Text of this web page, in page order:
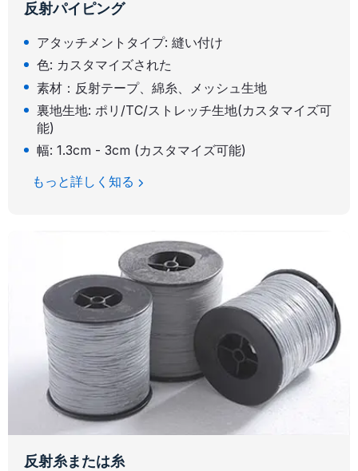
反射パイピング
アタッチメントタイプ: 縫い付け
色: カスタマイズされた
素材：反射テープ、綿糸、メッシュ生地
裏地生地: ポリ/TC/ストレッチ生地(カスタマイズ可
能)
幅: 1.3cm - 3cm (カスタマイズ可能)
もっと詳しく知る
反射糸または糸